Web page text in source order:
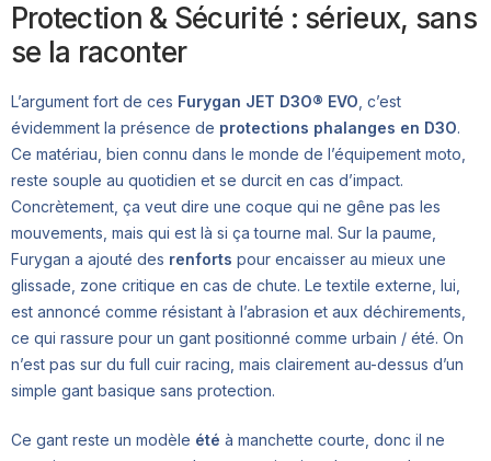
Protection & Sécurité : sérieux, sans
se la raconter
L’argument fort de ces Furygan JET D3O® EVO , c’est
évidemment la présence de protections phalanges en D3O.
Ce matériau, bien connu dans le monde de l’équipement moto,
reste souple au quotidien et se durcit en cas d’impact.
Concrètement, ça veut dire une coque qui ne gêne pas les
mouvements, mais qui est là si ça tourne mal. Sur la paume,
Furygan a ajouté des renforts pour encaisser au mieux une
glissade, zone critique en cas de chute. Le textile externe, lui,
est annoncé comme résistant à l’abrasion et aux déchirements,
ce qui rassure pour un gant positionné comme urbain / été. On
n’est pas sur du full cuir racing, mais clairement au-dessus d’un
simple gant basique sans protection.
Ce gant reste un modèle été à manchette courte, donc il ne